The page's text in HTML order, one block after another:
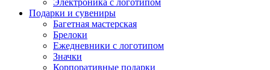
Электроника с логотипом
Подарки и сувениры
Багетная мастерская
Брелоки
Ежедневники с логотипом
Значки
Корпоративные подарки